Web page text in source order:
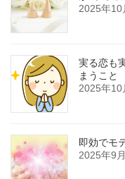
2025年10
実る恋も
まうこと
2025年10
即効でモ
2025年9